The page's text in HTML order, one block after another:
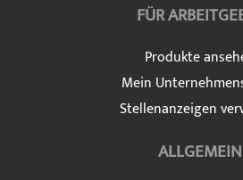
FÜR
Produkte
Mein
Stellenanzeigen
ALLGEMEIN